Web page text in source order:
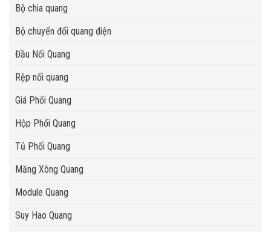
Bộ chia quang
Bộ chuyển đổi quang điện
Đầu Nối Quang
Rệp nối quang
Giá Phối Quang
Hộp Phối Quang
Tủ Phối Quang
Măng Xông Quang
Module Quang
Suy Hao Quang